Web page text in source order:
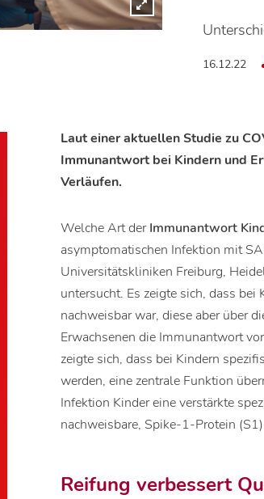
16.12.22
Laut einer aktuellen Studie zu
Immunantwort bei Kindern und
Verläufen.
Welche Art derImmunantwort
asymptomatischen Infektion mit
Universitätskliniken Freiburg,
untersucht. Es zeigte sich, dass
nachweisbar war, diese aber über
Erwachsenen die Immunantwort
zeigte sich, dass bei Kindern
werden, eine zentrale Funktion
Infektion Kinder eine verstärkte
nachweisbare, Spike-1-Protein
Reifung verbessert